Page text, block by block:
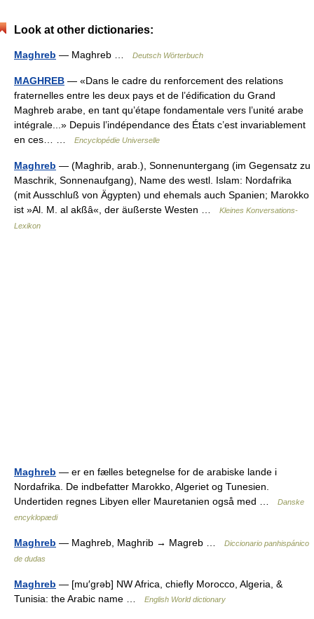
Look at other dictionaries:
Maghreb — Maghreb … Deutsch Wörterbuch
MAGHREB — «Dans le cadre du renforcement des relations
fraternelles entre les deux pays et de l’édification du Grand
Maghreb arabe, en tant qu’étape fondamentale vers l’unité arabe
intégrale...» Depuis l’indépendance des États c’est invariablement
en ces… …
Encyclopédie Universelle
Maghreb — (Maghrib, arab.), Sonnenuntergang (im Gegensatz zu
Maschrik, Sonnenaufgang), Name des westl. Islam: Nordafrika
(mit Ausschluß von Ägypten) und ehemals auch Spanien; Marokko
ist »Al. M. al akßâ«, der äußerste Westen …
Kleines Konversations-
Lexikon
Maghreb — er en fælles betegnelse for de arabiske lande i
Nordafrika. De indbefatter Marokko, Algeriet og Tunesien.
Undertiden regnes Libyen eller Mauretanien også med …
Danske
encyklopædi
Maghreb — Maghreb, Maghrib → Magreb …
Diccionario panhispánico
de dudas
Maghreb — [mu′grəb] NW Africa, chiefly Morocco, Algeria, &
Tunisia: the Arabic name …
English World dictionary